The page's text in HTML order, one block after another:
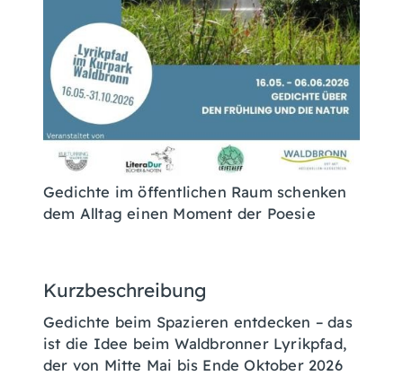
Gedichte im öffentlichen Raum schenken
dem Alltag einen Moment der Poesie
Kurzbeschreibung
Gedichte beim Spazieren entdecken – das
ist die Idee beim Waldbronner Lyrikpfad,
der von Mitte Mai bis Ende Oktober 2026